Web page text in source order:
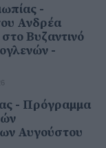
-
Ανδρέα
Βυζαντινό
-
- Πρόγραμμα
Αυγούστου